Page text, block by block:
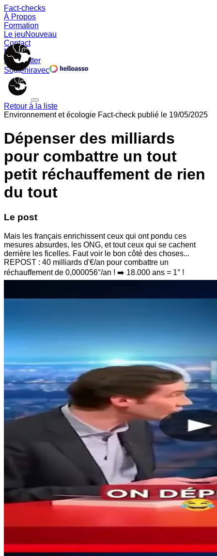
Fact-checks
À Propos
Formation
Le jeuNouveau
Contact
Memes
Newsletter
Souteniravec
Retour à la liste
Environnement et écologie Fact-check publié le 19/05/2025
Dépenser des milliards
pour combattre un tout
petit réchauffement de rien
du tout
Le post
Mais les français enrichissent ceux qui ont pondu ces
mesures absurdes, les ONG, et tout ceux qui se cachent
derrière les ficelles. Faut voir le bon côté des choses...
REPOST : 40 milliards d'€/an pour combattre un
réchauffement de 0,000056°/an ! ➡️ 18.000 ans = 1° !